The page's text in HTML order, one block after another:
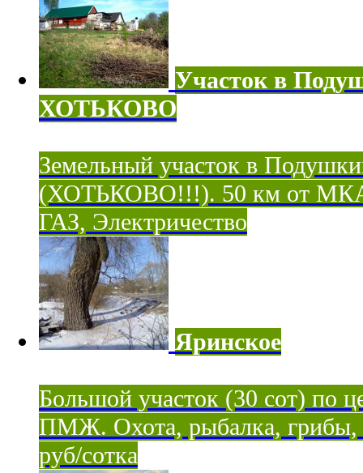
Участок в
ХОТЬКОВО
Земельный участок в
(ХОТЬКОВО!!!). 50 км от
ГАЗ, Электричество
Яринское
Большой участок (30 сот) по
ПМЖ. Охота, рыбалка, грибы,
руб/сотка